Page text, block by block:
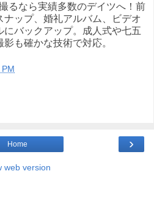
るなら実績多数のデイツへ！前
ップ、婚礼アルバム、ビデオ
バックアップ。成人式や七五
も確かな技術で対応。
›
Home
web version